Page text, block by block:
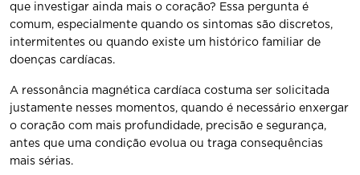
que investigar ainda mais o coração? Essa pergunta é
comum, especialmente quando os sintomas são discretos,
intermitentes ou quando existe um histórico familiar de
doenças cardíacas.
A ressonância magnética cardíaca costuma ser solicitada
justamente nesses momentos, quando é necessário enxergar
o coração com mais profundidade, precisão e segurança,
antes que uma condição evolua ou traga consequências
mais sérias.